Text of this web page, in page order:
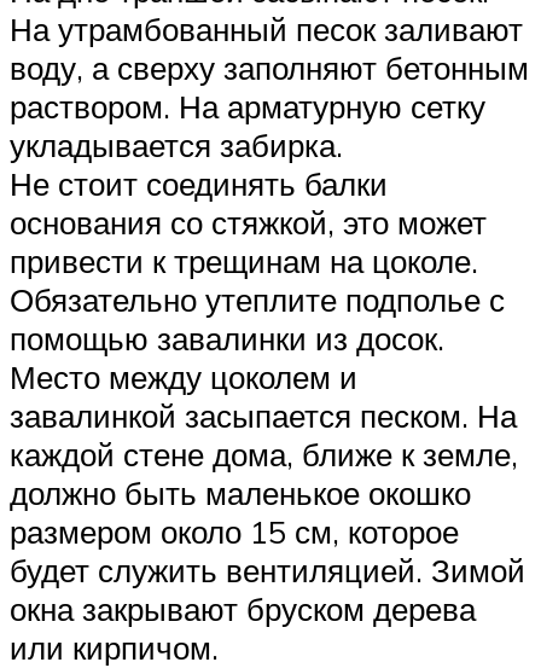
На утрамбованный песок заливают
воду, а сверху заполняют бетонным
раствором. На арматурную сетку
укладывается забирка.
Не стоит соединять балки
основания со стяжкой, это может
привести к трещинам на цоколе.
Обязательно утеплите подполье с
помощью завалинки из досок.
Место между цоколем и
завалинкой засыпается песком. На
каждой стене дома, ближе к земле,
должно быть маленькое окошко
размером около 15 см, которое
будет служить вентиляцией. Зимой
окна закрывают бруском дерева
или кирпичом.